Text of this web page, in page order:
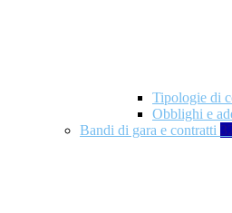
Tipologie di
Obblighi e
Bandi di gara e contratti